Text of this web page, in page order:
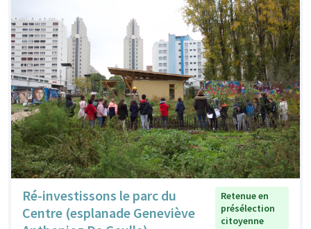
Ré-investissons le parc du
Centre (esplanade Geneviève
Retenue en
présélection
citoyenne